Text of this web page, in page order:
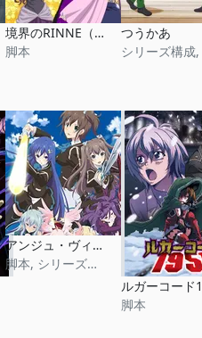
境界のRINNE（第3シリーズ）
脚本
つうかあ
アンジュ・ヴィエルジュ
脚本, シリーズ構成
脚本